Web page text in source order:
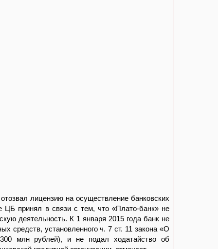
лицензию на осуществление банковских
ЦБ принял в связи с тем, что «Плато-банк» не
деятельность. К 1 января 2015 года банк не
средств, установленного ч. 7 ст. 11 закона «О
млн рублей), и не подал ходатайство об